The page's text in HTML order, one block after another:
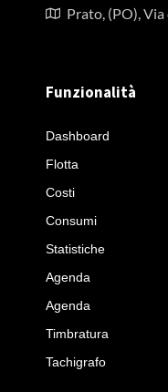
Prato, (PO),
Funzionalità
Dashboard
Flotta
Costi
Consumi
Statistiche
Agenda
Agenda
Timbratura
Tachigrafo